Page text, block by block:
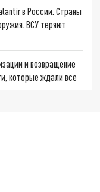
в России. Страны
ВСУ теряют
и возвращение
которые ждали все